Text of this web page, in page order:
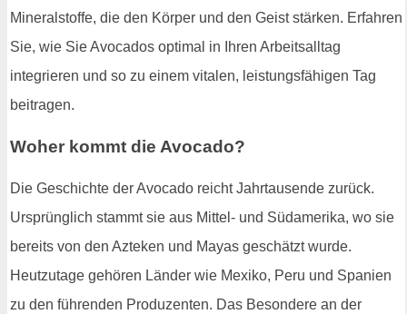
Mineralstoffe, die den Körper und den Geist stärken. Erfahren
Sie, wie Sie Avocados optimal in Ihren Arbeitsalltag
integrieren und so zu einem vitalen, leistungsfähigen Tag
beitragen.
Woher kommt die Avocado?
Die Geschichte der Avocado reicht Jahrtausende zurück.
Ursprünglich stammt sie aus Mittel- und Südamerika, wo sie
bereits von den Azteken und Mayas geschätzt wurde.
Heutzutage gehören Länder wie Mexiko, Peru und Spanien
zu den führenden Produzenten. Das Besondere an der